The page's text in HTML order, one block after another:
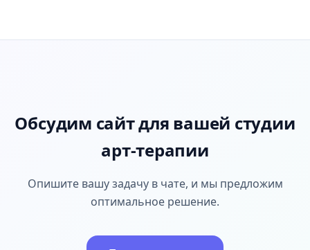
Обсудим сайт для вашей студии
арт-терапии
Опишите вашу задачу в чате, и мы предложим
оптимальное решение.